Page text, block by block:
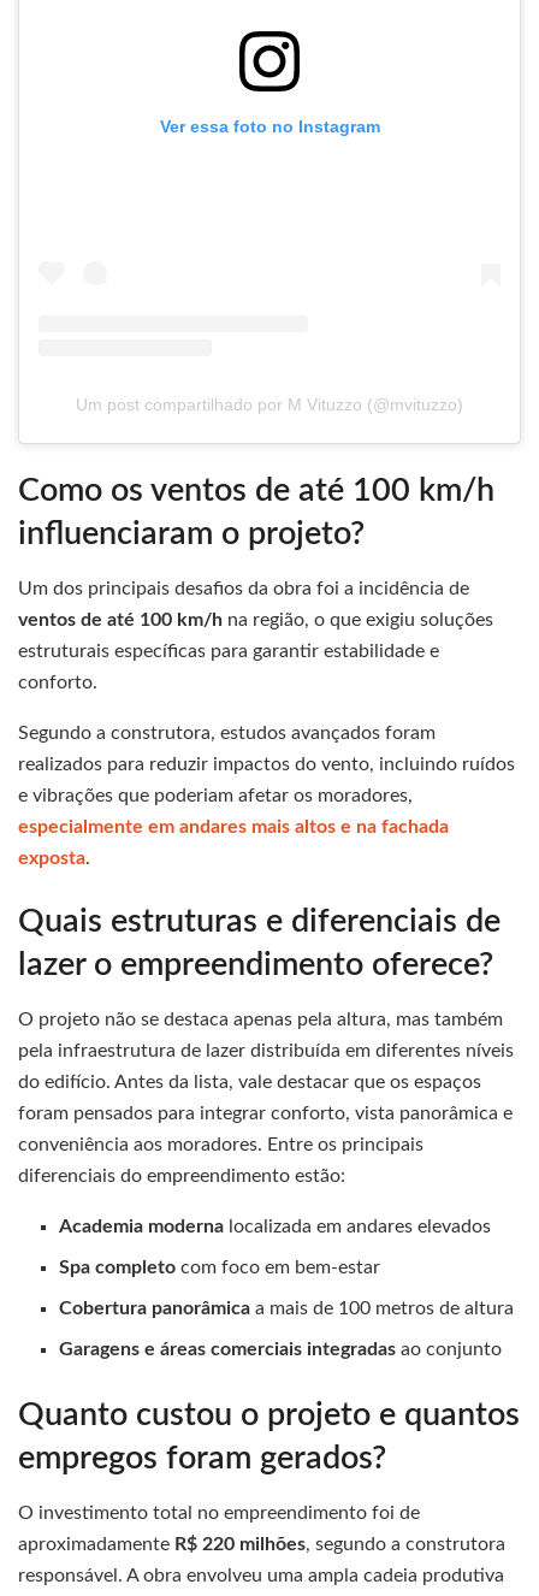
Ver essa foto no Instagram
Um post compartilhado por M Vituzzo (@mvituzzo)
Como os ventos de até 100 km/h
influenciaram o projeto?
Um dos principais desafios da obra foi a incidência de
ventos de até 100 km/h na região, o que exigiu soluções
estruturais específicas para garantir estabilidade e
conforto.
Segundo a construtora, estudos avançados foram
realizados para reduzir impactos do vento, incluindo ruídos
e vibrações que poderiam afetar os moradores,
especialmente em andares mais altos e na fachada
exposta.
Quais estruturas e diferenciais de
lazer o empreendimento oferece?
O projeto não se destaca apenas pela altura, mas também
pela infraestrutura de lazer distribuída em diferentes níveis
do edifício. Antes da lista, vale destacar que os espaços
foram pensados para integrar conforto, vista panorâmica e
conveniência aos moradores. Entre os principais
diferenciais do empreendimento estão:
Academia moderna localizada em andares elevados
Spa completo com foco em bem-estar
Cobertura panorâmica a mais de 100 metros de altura
Garagens e áreas comerciais integradas ao conjunto
Quanto custou o projeto e quantos
empregos foram gerados?
O investimento total no empreendimento foi de
aproximadamente R$ 220 milhões, segundo a construtora
responsável. A obra envolveu uma ampla cadeia produtiva